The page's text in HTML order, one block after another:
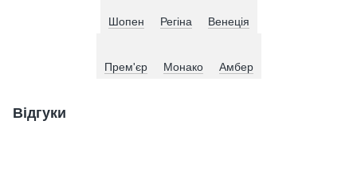
Шопен Регіна Венеція
Прем'єр Монако Амбер
Відгуки